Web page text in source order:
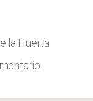
la Huerta
en